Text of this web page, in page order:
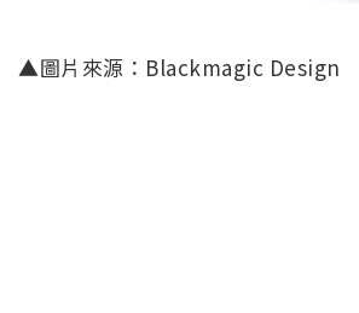
▲圖片來源：Blackmagic Design